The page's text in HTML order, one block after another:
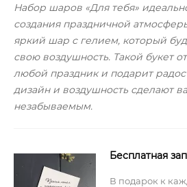
Набор шаров «Для тебя»
создания праздничной
яркий шар с гелием, который
свою воздушность. Такой букет
любой праздник и подарит
дизайн и воздушность сделают
незабываемым.
Бесплатная
В подарок к